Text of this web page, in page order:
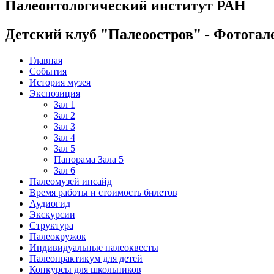
Палеонтологический институт РАН
Детский клуб "Палеоостров" -
Главная
События
История музея
Экспозиция
Зал 1
Зал 2
Зал 3
Зал 4
Зал 5
Панорама Зала 5
Зал 6
Палеомузей инсайд
Время работы и стоимость билетов
Аудиогид
Экскурсии
Структура
Палеокружок
Индивидуальные палеоквесты
Палеопрактикум для детей
Конкурсы для школьников